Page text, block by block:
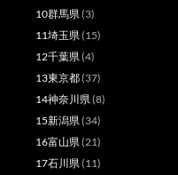
10群馬県(3)
11埼玉県(15)
12千葉県(4)
13東京都(37)
14神奈川県(8)
15新潟県(34)
16富山県(21)
17石川県(11)